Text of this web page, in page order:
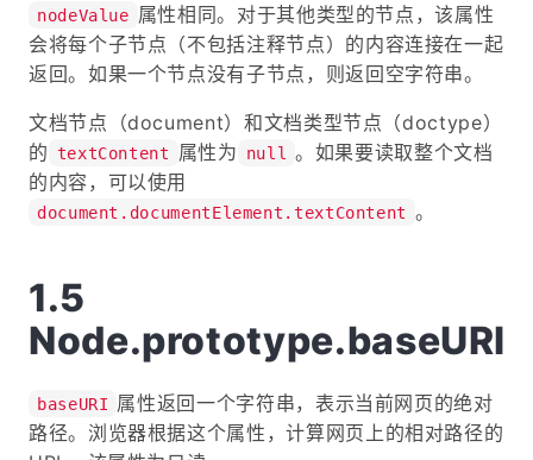
nodeValue 属性相同。对于其他类型的节点，该属性
会将每个子节点（不包括注释节点）的内容连接在一起
返回。如果一个节点没有子节点，则返回空字符串。
文档节点（document）和文档类型节点（doctype）
的 textContent 属性为 null
。如果要读取整个文档
的内容，可以使用
document.documentElement.textContent 。
Node.prototype.baseURI
baseURI 属性返回一个字符串，表示当前网页的绝对
路径。浏览器根据这个属性，计算网页上的相对路径的